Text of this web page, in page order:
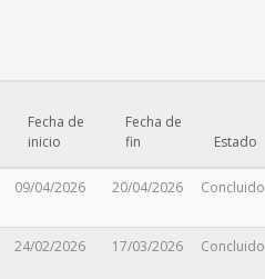
Fecha de
inicio
Fecha de
fin
Estado
09/04/2026 20/04/2026 Concluido
24/02/2026 17/03/2026 Concluido